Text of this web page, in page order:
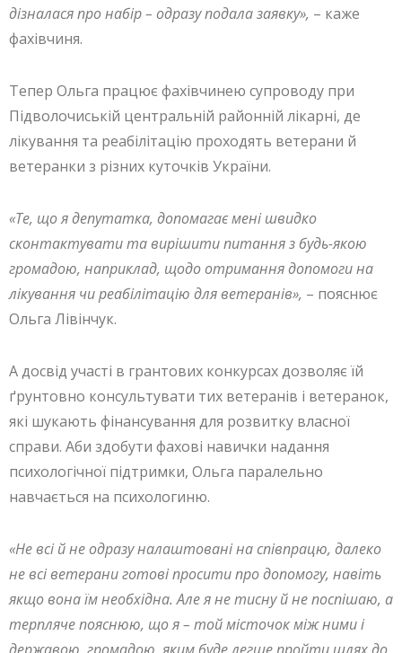
дізналася про набір – одразу подала заявку», – каже
фахівчиня.
Тепер Ольга працює фахівчинею супроводу при
Підволочиській центральній районній лікарні, де
лікування та реабілітацію проходять ветерани й
ветеранки з різних куточків України.
«Те, що я депутатка, допомагає мені швидко
сконтактувати та вирішити питання з будь-якою
громадою, наприклад, щодо отримання допомоги на
лікування чи реабілітацію для ветеранів», – пояснює
Ольга Лівінчук.
А досвід участі в грантових конкурсах дозволяє їй
ґрунтовно консультувати тих ветеранів і ветеранoк,
які шукають фінансування для розвитку власної
справи. Аби здобути фахові навички надання
психологічної підтримки, Ольга паралельно
навчається на психологиню.
«Не всі й не одразу налаштовані на співпрацю, далеко
не всі ветерани готові просити про допомогу, навіть
якщо вона їм необхідна. Але я не тисну й не поспішаю, а
терпляче пояснюю, що я – той місточок між ними і